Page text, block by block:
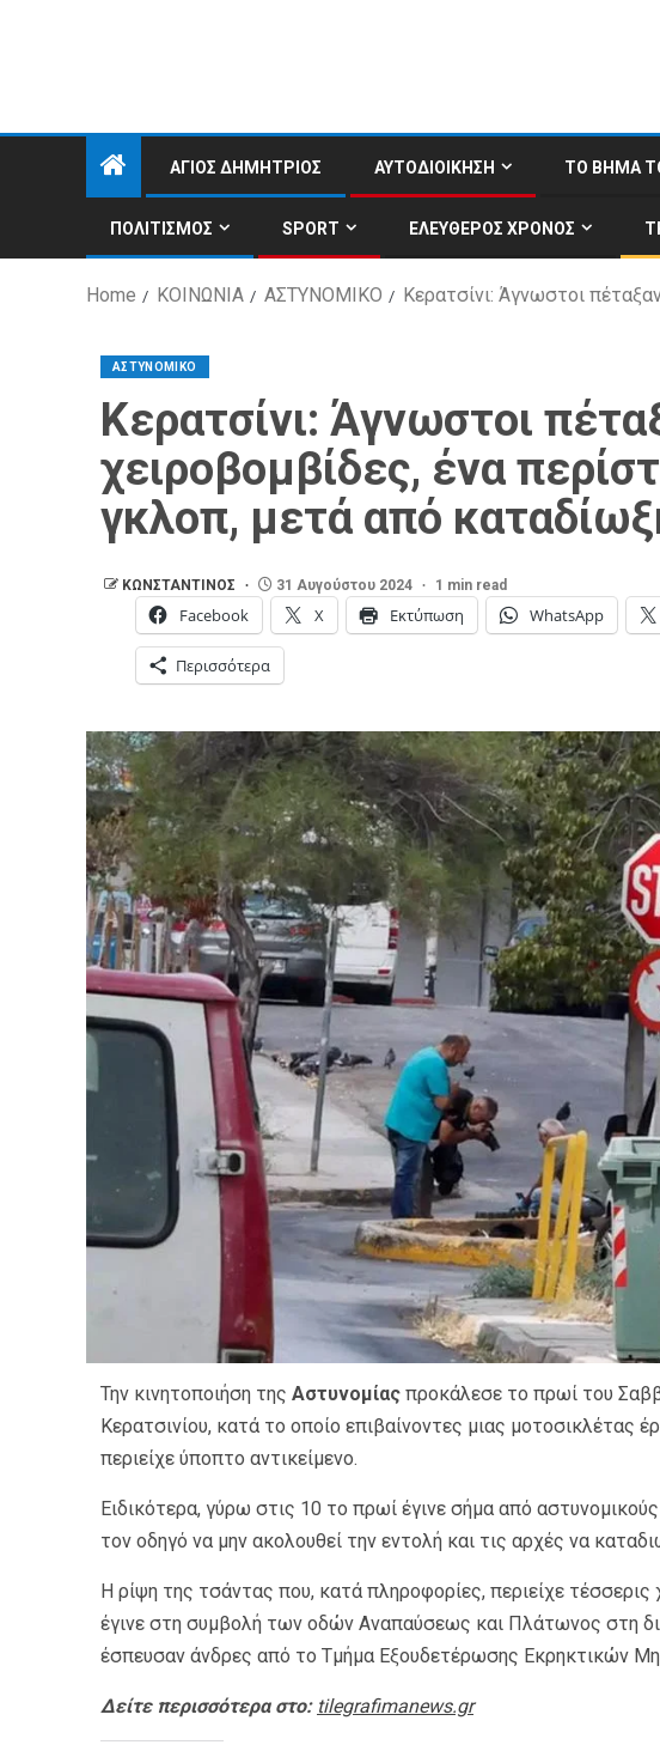
ΑΓΙΟΣ ΔΗΜΗΤΡΙΟΣ ΑΥΤΟΔΙΟΙΚΗΣΗ ΤΟ ΒΗΜΑ
ΠΟΛΙΤΙΣΜΟΣ SPORT ΕΛΕΥΘΕΡΟΣ ΧΡΟΝΟΣ
Home ΚΟΙΝΩΝΙΑ ΑΣΤΥΝΟΜΙΚΟ Κερατσίνι: Άγνωστοι
ΑΣΤΥΝΟΜΙΚΟ
Κερατσίνι: Άγνωστοι
χειροβομβίδες, ένα
γκλοπ, μετά από
ΚΩΝΣΤΑΝΤΙΝΟΣ 31 Αυγούστου 2024 1 min read
Facebook X Εκτύπωση WhatsApp
Περισσότερα
Την κινητοποιήση της Αστυνομίας προκάλεσε το πρωί του
Κερατσινίου, κατά το οποίο επιβαίνοντες μιας μοτοσικλέτας
περιείχε ύποπτο αντικείμενο.
Ειδικότερα, γύρω στις 10 το πρωί έγινε σήμα από
τον οδηγό να μην ακολουθεί την εντολή και τις αρχές να
Η ρίψη της τσάντας που, κατά πληροφορίες, περιείχε
έγινε στη συμβολή των οδών Αναπαύσεως και Πλάτωνος στη
έσπευσαν άνδρες από το Τμήμα Εξουδετέρωσης Εκρηκτικών
Δείτε περισσότερα στο: tilegrafimanews.gr